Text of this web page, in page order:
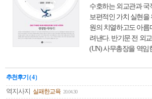
수호하는 외교관과 국
보편적인 가치 실현을
원의 치열하고도 아름
려낸다. 반기문 전 외
(UN) 사무총장을 역임
대학의 외교학과 인기
추천후기 ( 4 )
역지사지
실패한교육 20.04.30